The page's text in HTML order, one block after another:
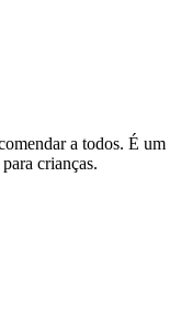
a todos. É um
crianças.